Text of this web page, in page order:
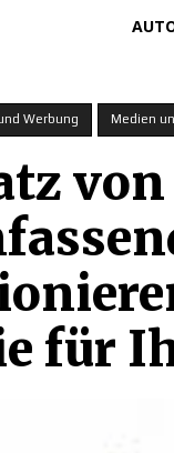
Werbung Medien
für